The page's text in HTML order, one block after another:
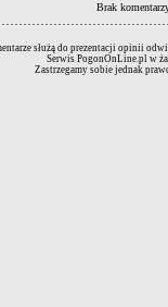
Brak
służą do prezentacji opinii
Serwis PogonOnLine.pl w
Zastrzegamy sobie jednak